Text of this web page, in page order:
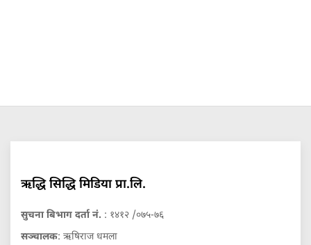
ऋद्धि सिद्धि मिडिया प्रा.लि.
सुचना बिभाग दर्ता नं. : १४१२ /०७५-७६
सञ्चालक: ऋषिराज धमला